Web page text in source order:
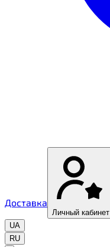
Доставка
Личный кабинет
UA
RU